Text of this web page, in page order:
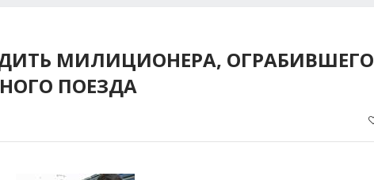
МИЛИЦИОНЕРА, ОГРАБИВШЕГО
ПОЕЗДА